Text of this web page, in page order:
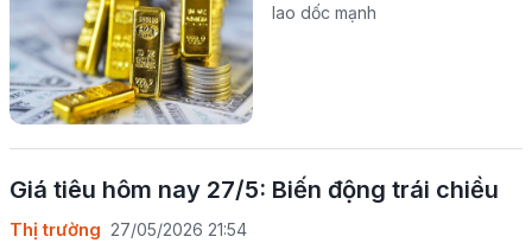
lao dốc mạnh
Giá tiêu hôm nay 27/5: Biến động trái chiều
Thị trường 27/05/2026 21:54